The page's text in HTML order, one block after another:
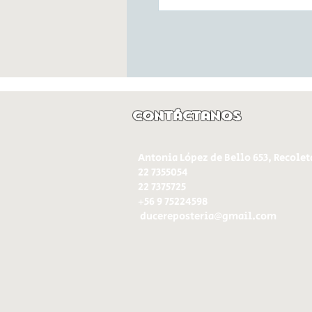
Contáctanos
Antonia López de Bello 653,
22 7355054
22 7375725
+56 9 75224598
ducereposteria@gmail.com